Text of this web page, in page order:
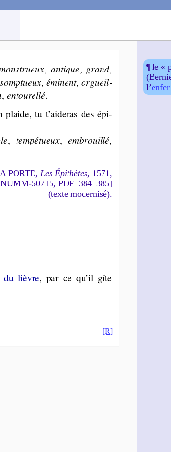
¶ le «
l’enfer
, an­tique, grand,
somp­tueux, émi­nent,or­gueil­
, en­tou­rel­lé.
tu t’aide­ras des épi­
,tem­pé­tueux,em­brouil­lé,
PORTE,Les Épithètes, 1571,
50715, PDF_384_385]
(texte modernisé).
du lièvre, par ce qu’il gîte
[R]